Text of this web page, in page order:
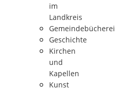
im
Landkreis
Gemeindebücherei
Geschichte
Kirchen
und
Kapellen
Kunst